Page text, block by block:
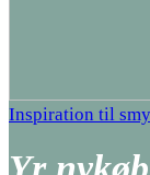
Inspiration til